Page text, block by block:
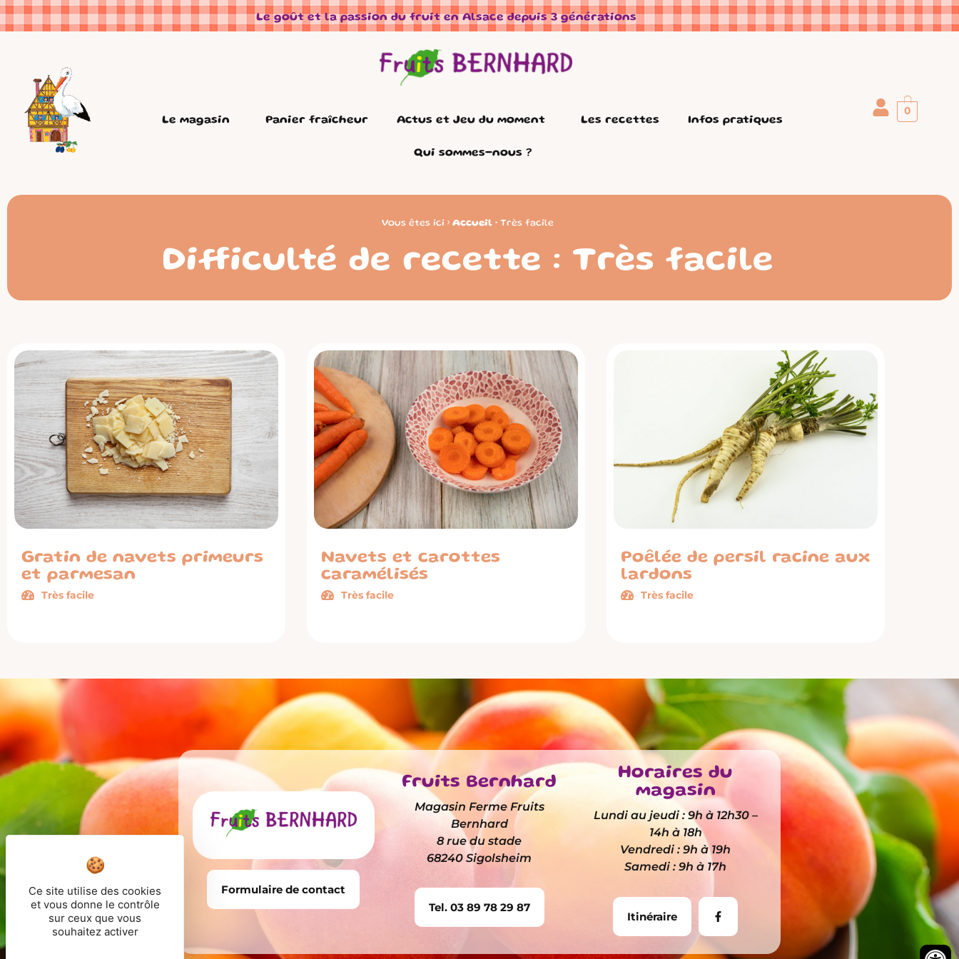
Le goût et la passion du fruit en Alsace depuis 3 générations
Le magasin Panier fraîcheur Actus et Jeu du moment Les recettes Infos pratiques
Qui sommes-nous ?
0
Vous êtes ici › Accueil• Très facile
Difficulté de recette : Très facile
Gratin de navets primeurs
et parmesan
Très facile
Navets et carottes
caramélisés
Très facile
Poêlée de persil racine aux
lardons
Très facile
Formulaire de contact
Fruits Bernhard
Magasin Ferme Fruits
Bernhard
8 rue du stade
68240 Sigolsheim
Tel. 03 89 78 29 87
Horaires du
magasin
Lundi au jeudi : 9h à 12h30 –
14h à 18h
Vendredi : 9h à 19h
Samedi : 9h à 17h
Itinéraire
Panneau de gestion des cookies
Ce site utilise des cookies
et vous donne le contrôle
sur ceux que vous
souhaitez activer